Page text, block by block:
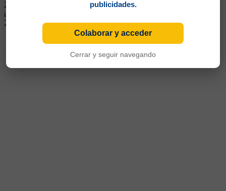
2020. Luego decayó. Continuó en Giresunspor de Turquía. Regresó
a mediados de 2023. Se fue a Nacional de Medellín en junio de
2024
publicidades.
Colaborar y acceder
Cerrar y seguir navegando